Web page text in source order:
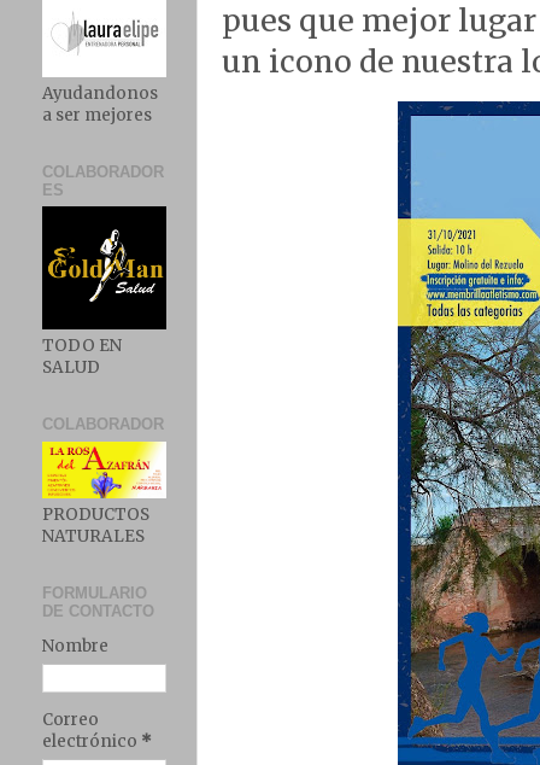
pues que mejor
un icono de nuestra
Ayudandonos
a ser mejores
COLABORADOR
ES
TODO EN
SALUD
COLABORADOR
PRODUCTOS
NATURALES
FORMULARIO
DE CONTACTO
Nombre
Correo
electrónico *